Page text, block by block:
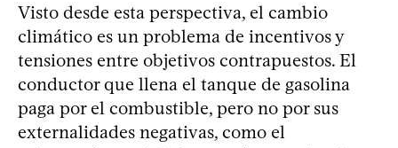
Visto desde esta perspectiva, el cambio
climático es un problema de incentivos y
tensiones entre objetivos contrapuestos. El
conductor que llena el tanque de gasolina
paga por el combustible, pero no por sus
externalidades negativas, como el